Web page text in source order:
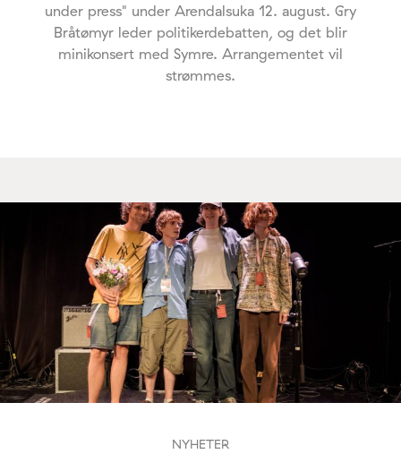
under press" under Arendalsuka 12. august. Gry
Bråtømyr leder politikerdebatten, og det blir
minikonsert med Symre. Arrangementet vil
strømmes.
NYHETER